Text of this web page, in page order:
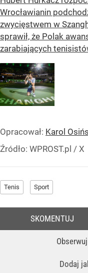
Wrocławianin
zwycięstwem w
sprawił, że Polak
zarabiających
Opracował: Karol
Źródło: WPROST.pl / X
Tenis Sport
Dodaj
SKOMENTUJ